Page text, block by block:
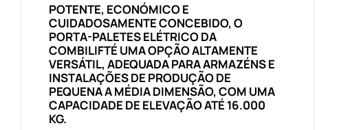
POTENTE, ECONÓMICO E
CUIDADOSAMENTE CONCEBIDO, O
PORTA-PALETES ELÉTRICO DA
COMBILIFTÉ UMA OPÇÃO ALTAMENTE
VERSÁTIL, ADEQUADA PARA ARMAZÉNS E
INSTALAÇÕES DE PRODUÇÃO DE
PEQUENA A MÉDIA DIMENSÃO, COM UMA
CAPACIDADE DE ELEVAÇÃO ATÉ 16.000
KG.